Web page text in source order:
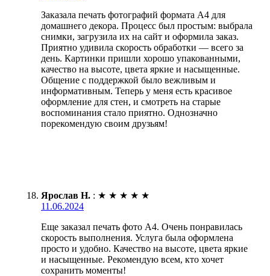
Заказала печать фотографий формата А4 для
домашнего декора. Процесс был простым: выбрала
снимки, загрузила их на сайт и оформила заказ.
Приятно удивила скорость обработки — всего за
день. Картинки пришли хорошо упакованными,
качество на высоте, цвета яркие и насыщенные.
Общение с поддержкой было вежливым и
информативным. Теперь у меня есть красивое
оформление для стен, и смотреть на старые
воспоминания стало приятно. Однозначно
порекомендую своим друзьям!
Ярослав Н. : ★ ★ ★ ★ ★
11.06.2024
Еще заказал печать фото А4. Очень понравилась
скорость выполнения. Услуга была оформлена
просто и удобно. Качество на высоте, цвета яркие
и насыщенные. Рекомендую всем, кто хочет
сохранить моменты!